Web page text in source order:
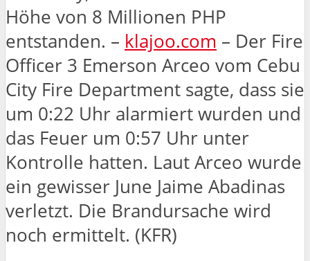
Höhe von 8 Millionen PHP
entstanden. – klajoo.com – Der Fire
Officer 3 Emerson Arceo vom Cebu
City Fire Department sagte, dass sie
um 0:22 Uhr alarmiert wurden und
das Feuer um 0:57 Uhr unter
Kontrolle hatten. Laut Arceo wurde
ein gewisser June Jaime Abadinas
verletzt. Die Brandursache wird
noch ermittelt. (KFR)